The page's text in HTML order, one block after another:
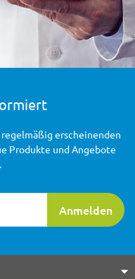
Anmelden
erscheinenden
Produkte und Angebote